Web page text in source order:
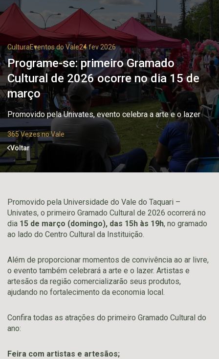
CulturaEventos do Vale24 fev 2026
Programe-se: primeiro Gramado
Cultural de 2026 ocorre no dia 15 de
março
Promovido pela Univates, evento celebra a arte e o lazer
365 Vezes no Vale
Voltar
Promovido pela Universidade do Vale do Taquari –
Univates, o primeiro Gramado Cultural de 2026 ocorrerá no
dia 15 de março (domingo), das 15h às 19h, no gramado
ao lado do Centro Cultural da Instituição.
Além de proporcionar momentos de convivência ao ar livre,
o evento também celebrará a arte e o lazer. Artistas e
artesãos da região comercializarão seus produtos,
ajudando no fortalecimento da economia local.
Confira todas as atrações do primeiro Gramado Cultural do
ano:
Feira com artistas e artesãos;